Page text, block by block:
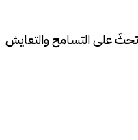
تحثّ على التسامح والتعايش